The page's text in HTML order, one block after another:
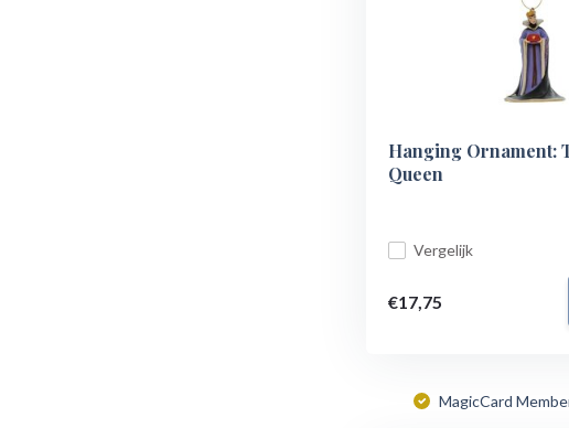
Hanging Ornament:
Queen
Vergelijk
€17,75
MagicCard